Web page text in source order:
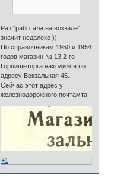
Раз "работала на вокзале",
значит недалеко ))
По справочникам 1950 и 1954
годов магазин № 13 2-го
Горпищеторга находился по
адресу Вокзальная 45.
Сейчас этот адрес у
железнодорожного почтамта.
+1